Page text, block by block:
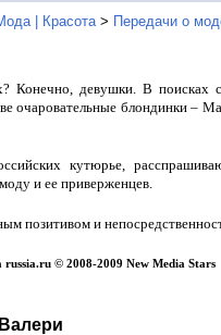
| Красота > Передачи о
Конечно, девушки. В поисках
очаровательные блондинки –
кутюрье,
и ее приверженцев.
позитивом и
russia.ru © 2008-2009 New Media Stars